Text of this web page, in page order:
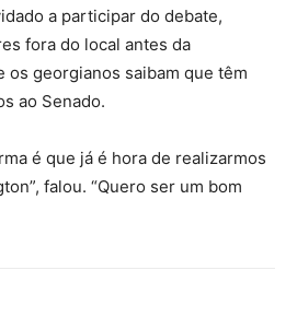
a participar do debate,
fora do local antes da
os georgianos saibam que têm
ao Senado.
é que já é hora de realizarmos
falou. “Quero ser um bom